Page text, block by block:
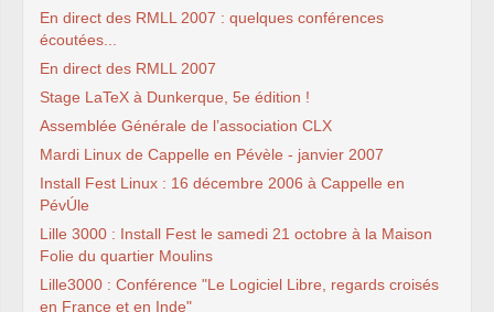
En direct des RMLL 2007 : quelques conférences
écoutées...
En direct des RMLL 2007
Stage LaTeX à Dunkerque, 5e édition !
Assemblée Générale de l’association CLX
Mardi Linux de Cappelle en Pévèle - janvier 2007
Install Fest Linux : 16 décembre 2006 à Cappelle en
PévÚle
Lille 3000 : Install Fest le samedi 21 octobre à la Maison
Folie du quartier Moulins
Lille3000 : Conférence "Le Logiciel Libre, regards croisés
en France et en Inde"